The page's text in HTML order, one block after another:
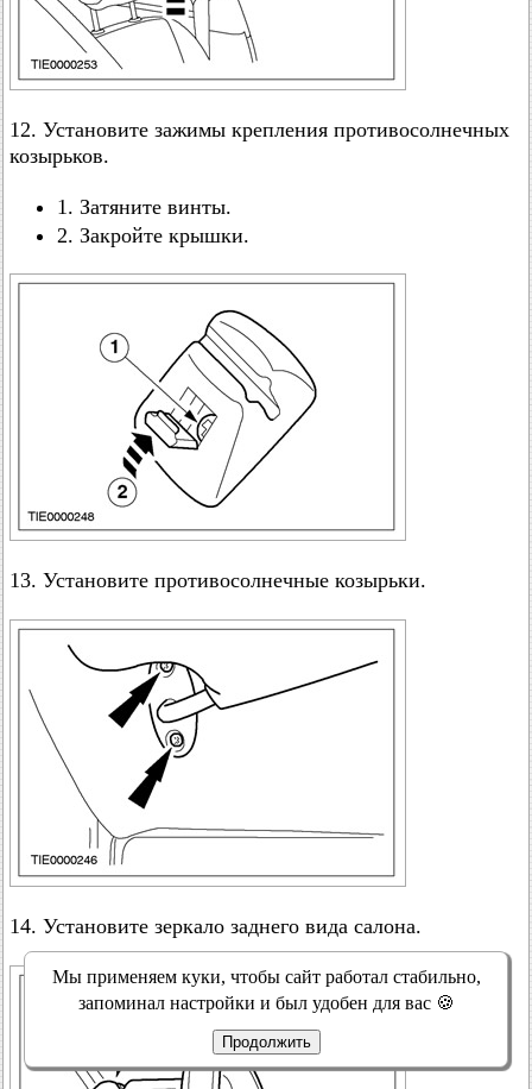
12. Установите зажимы крепления противосолнечных
козырьков.
1. Затяните винты.
2. Закройте крышки.
13. Установите противосолнечные козырьки.
14. Установите зеркало заднего вида салона.
Мы применяем куки, чтобы сайт работал стабильно,
запоминал настройки и был удобен для вас 🍪
Продолжить